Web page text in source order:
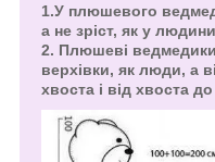
1.У плюшевого
а не зріст, як у
2. Плюшеві
верхівки, як люди, а
хвоста і від хвоста